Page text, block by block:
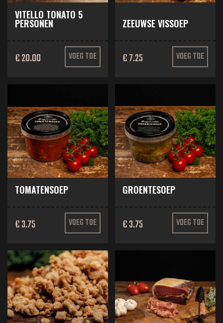
VITELLO TONATO 5
PERSONEN
€ 20.00 VOEG TOE
ZEEUWSE VISSOEP
€ 7.25 VOEG TOE
TOMATENSOEP
€ 3.75 VOEG TOE
GROENTESOEP
€ 3.75 VOEG TOE